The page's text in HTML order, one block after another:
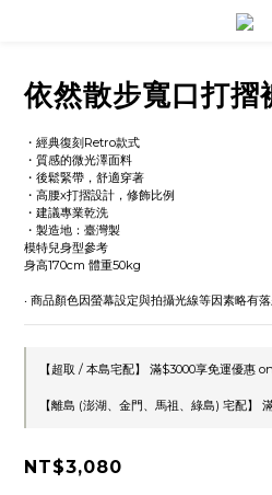
依然散步寬口打摺
・經典復刻Retro款式
・質感的微光澤面料
・後鬆緊帶，舒適穿著
・高腰x打摺設計，修飾比例
・建議專業乾洗
・製造地：臺灣製
模特兒身型參考
身高170cm 體重50kg
‧ 商品顏色因螢幕設定與拍攝光線等因素略有
【超取 / 本島宅配】 滿$3000享免運優惠
【離島 (澎湖、金門、馬祖、綠島) 宅配】
NT$3,080